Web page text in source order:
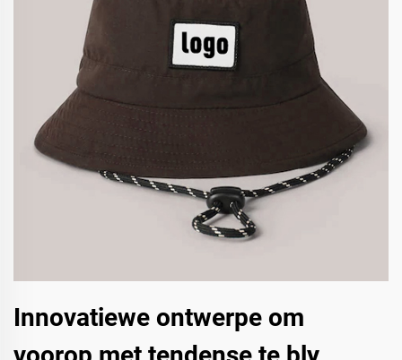
Innovatiewe ontwerpe om